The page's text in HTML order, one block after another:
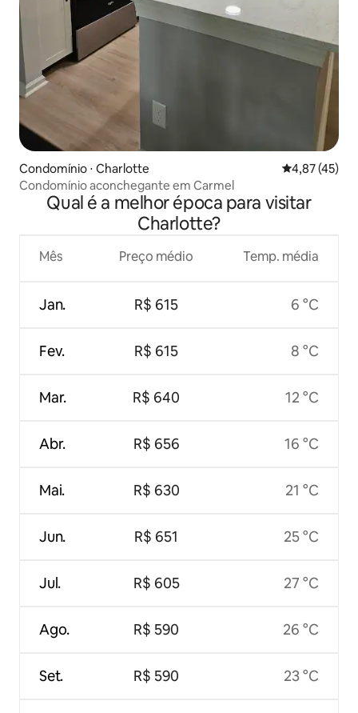
Condomínio ⋅ Charlotte 4,87 de uma
4,87 (45)
Condomínio aconchegante em Carmel
Qual é a melhor época para visitar
Charlotte?
Mês
Jan.
Fev.
Mar.
Abr.
Mai.
Jun.
Jul.
Ago.
Set.
Preço médio
R$ 615
R$ 615
R$ 640
R$ 656
R$ 630
R$ 651
R$ 605
R$ 590
R$ 590
Temp. média
6 °C
8 °C
12 °C
16 °C
21 °C
25 °C
27 °C
26 °C
23 °C